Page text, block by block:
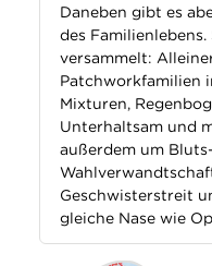
Daneben gibt es
des
versammelt:
Patchworkfamilien
Mixturen,
Unterhaltsam und
außerdem um
Geschwisterstreit
gleiche Nase wie